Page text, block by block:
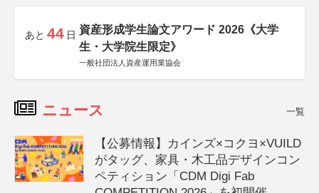
あと 44 日 資産形成学生論文アワード 2026《大学
生・大学院生限定》
一般社団法人資産運用業協会
ニュース 一覧
【公募情報】カインズ×コクヨ×VUILD
がタッグ、家具・木工品デザインコン
ペティション「CDM Digi Fab